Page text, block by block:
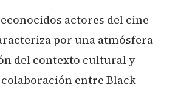
actores del cine
por una atmósfera
del contexto cultural y
colaboración entre Black